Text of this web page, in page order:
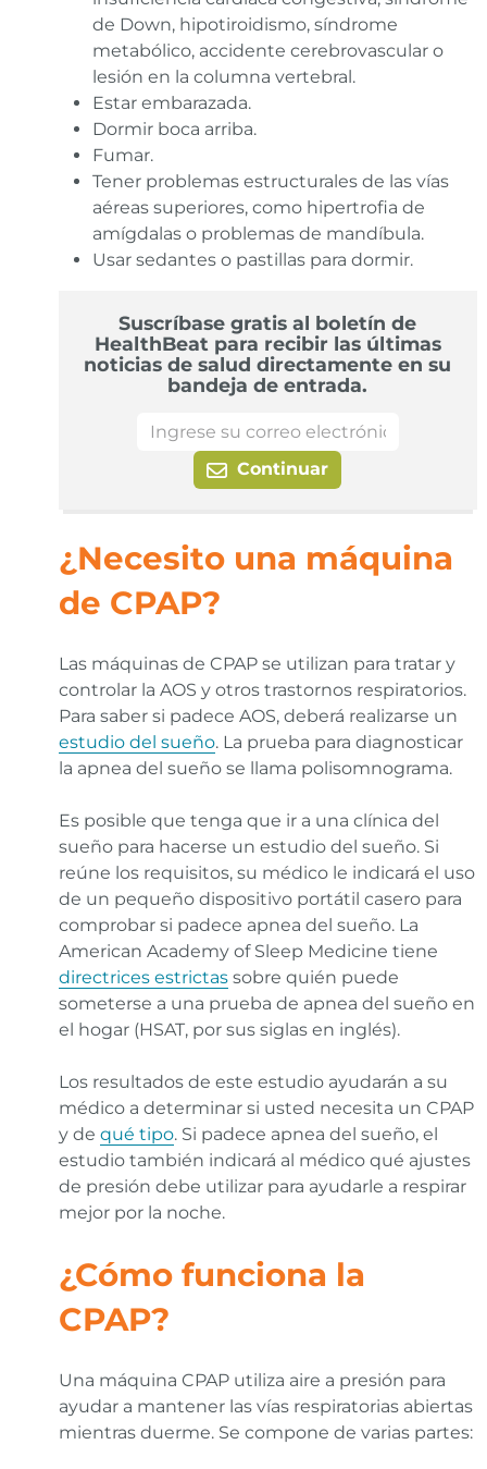
de Down, hipotiroidismo, síndrome
metabólico, accidente cerebrovascular o
lesión en la columna vertebral.
Estar embarazada.
Dormir boca arriba.
Fumar.
Tener problemas estructurales de las vías
aéreas superiores, como hipertrofia de
amígdalas o problemas de mandíbula.
Usar sedantes o pastillas para dormir.
Suscríbase gratis al boletín de
HealthBeat para recibir las últimas
noticias de salud directamente en su
bandeja de entrada.
Continuar
¿Necesito una máquina
de CPAP?
Las máquinas de CPAP se utilizan para tratar y
controlar la AOS y otros trastornos respiratorios.
Para saber si padece AOS, deberá realizarse un
estudio del sueño. La prueba para diagnosticar
la apnea del sueño se llama polisomnograma.
Es posible que tenga que ir a una clínica del
sueño para hacerse un estudio del sueño. Si
reúne los requisitos, su médico le indicará el uso
de un pequeño dispositivo portátil casero para
comprobar si padece apnea del sueño. La
American Academy of Sleep Medicine tiene
directrices estrictassobre quién puede
someterse a una prueba de apnea del sueño en
el hogar (HSAT, por sus siglas en inglés).
Los resultados de este estudio ayudarán a su
médico a determinar si usted necesita un CPAP
y de qué tipo. Si padece apnea del sueño, el
estudio también indicará al médico qué ajustes
de presión debe utilizar para ayudarle a respirar
mejor por la noche.
¿Cómo funciona la
CPAP?
Una máquina CPAP utiliza aire a presión para
ayudar a mantener las vías respiratorias abiertas
mientras duerme. Se compone de varias partes: